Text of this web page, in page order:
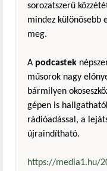
sorozatszerű
mindez különösebb
meg.
A podcastek
műsorok nagy
bármilyen
gépen is
rádióadással, a
újraindítható.
https://media1.hu/